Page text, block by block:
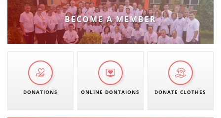
BECOME A MEMBER
DONATIONS ONLINE DONTAIONS DONATE CLOTHES